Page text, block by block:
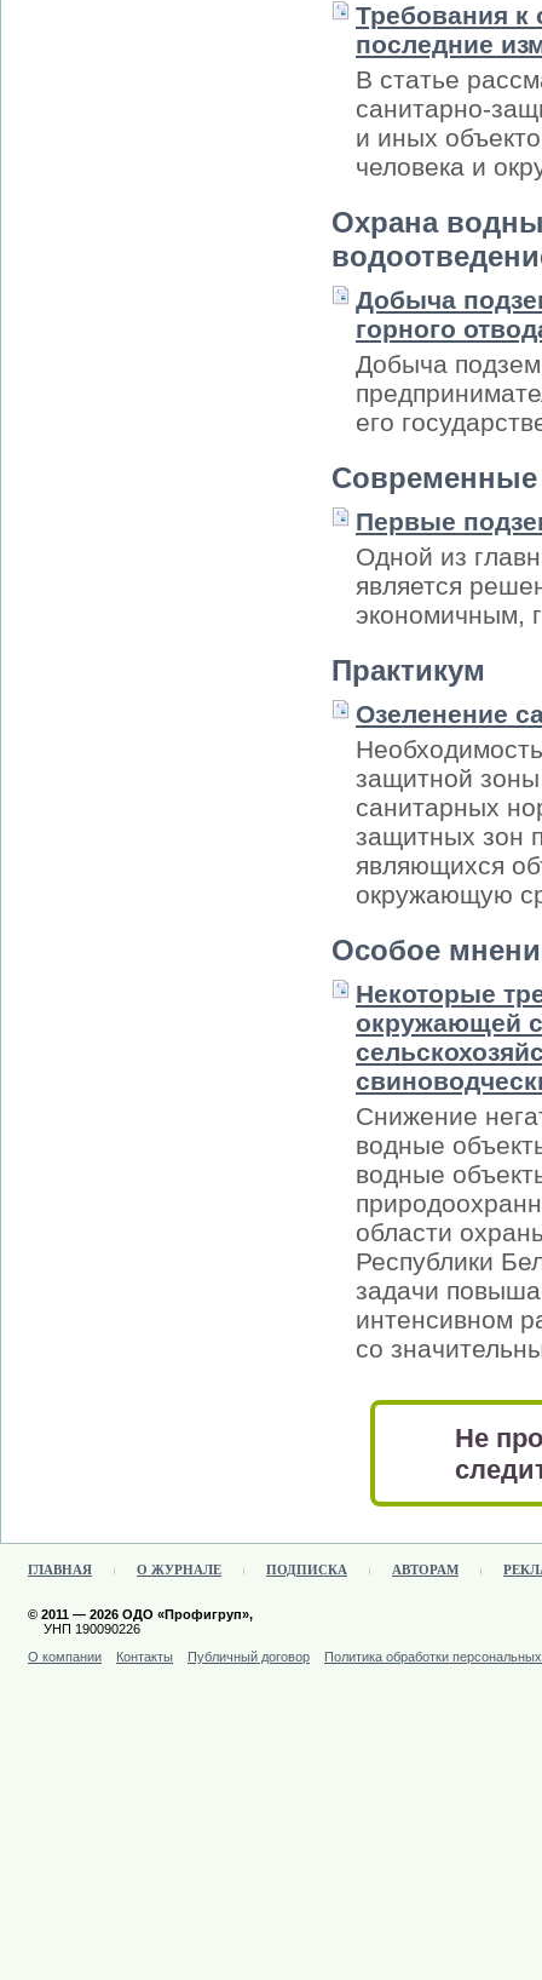
Требования к
последние
В статье
санитарно-
и иных
человека и
Охрана
Добыча
горного
Добыча
его
Современные
Первые
Одной из
является
экономичным,
Практикум
Озеленение
защитной
санитарных
защитных зон
являющихся
окружающую
Особое
Некоторые
окружающей
Снижение
водные
водные
области
Республики
задачи
интенсивном
со
Не
ГЛАВНАЯ О ЖУРНАЛЕ ПОДПИСКА АВТОРАМ
© 2011 — 2026 ОДО «Профигруп»,
УНП 190090226
О компании
Контакты Публичный договор Политика обработки